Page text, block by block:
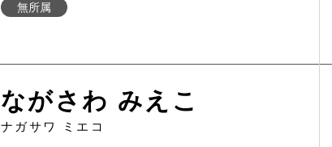
無所属
ながさわ みえこ
ナガサワ ミエコ